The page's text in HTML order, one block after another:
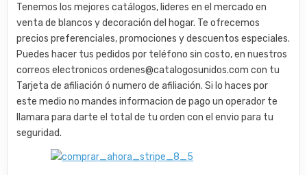
Tenemos los mejores catálogos, lideres en el mercado en
venta de blancos y decoración del hogar. Te ofrecemos
precios preferenciales, promociones y descuentos especiales.
Puedes hacer tus pedidos por teléfono sin costo, en nuestros
correos electronicos ordenes@catalogosunidos.com con tu
Tarjeta de afiliación ó numero de afiliación. Si lo haces por
este medio no mandes informacion de pago un operador te
llamara para darte el total de tu orden con el envio para tu
seguridad.